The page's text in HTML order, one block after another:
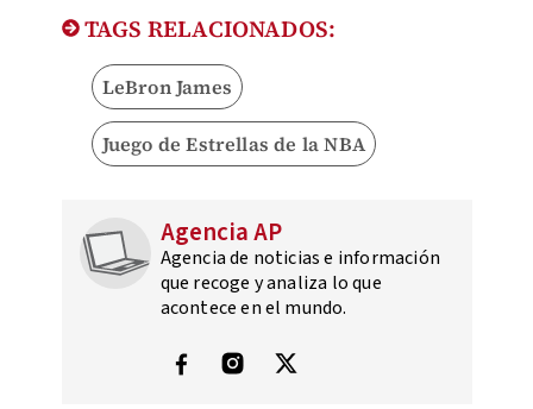
TAGS RELACIONADOS:
LeBron James
Juego de Estrellas de la NBA
Agencia AP
Agencia de noticias e información
que recoge y analiza lo que
acontece en el mundo.